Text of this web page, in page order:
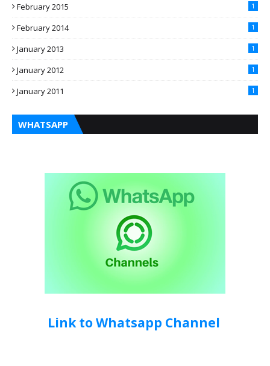
February 2015 1
February 2014 1
January 2013 1
January 2012 1
January 2011 1
WHATSAPP
Link to Whatsapp Channel